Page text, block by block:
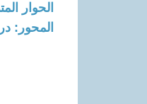
الحوار المتمدن-
المحور: